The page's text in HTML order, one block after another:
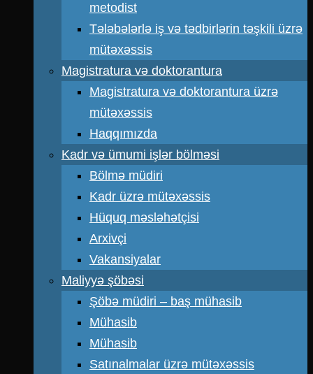
metodist
Tələbələrlə iş və tədbirlərin təşkili üzrə
mütəxəssis
Magistratura və doktorantura
Magistratura və doktorantura üzrə
mütəxəssis
Haqqımızda
Kadr və ümumi işlər bölməsi
Bölmə müdiri
Kadr üzrə mütəxəssis
Hüquq məsləhətçisi
Arxivçi
Vakansiyalar
Maliyyə şöbəsi
Şöbə müdiri – baş mühasib
Mühasib
Mühasib
Satınalmalar üzrə mütəxəssis